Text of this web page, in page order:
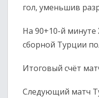
гол, уменьшив
На 90+10-й минуте
сборной Турции
Итоговый счёт
Следующий матч